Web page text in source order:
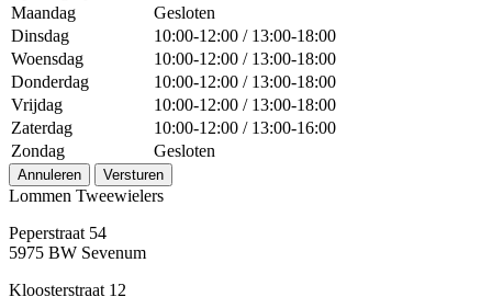
Maandag
Gesloten
Dinsdag
10:00-12:00 / 13:00-18:00
Woensdag
10:00-12:00 / 13:00-18:00
Donderdag
10:00-12:00 / 13:00-18:00
Vrijdag
10:00-12:00 / 13:00-18:00
Zaterdag
10:00-12:00 / 13:00-16:00
Zondag
Gesloten
Annuleren Versturen
Lommen Tweewielers
Peperstraat 54
5975 BW Sevenum
Kloosterstraat 12